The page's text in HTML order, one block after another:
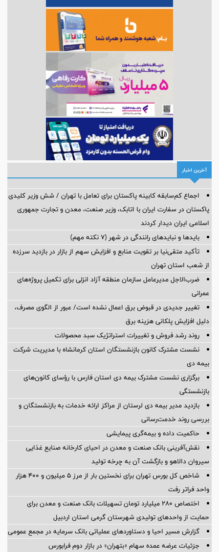
آخرین اخبار
اجماع کم‌سابقه کابینه پاکستان برای تعامل با تهران / شش وزیر کلیدی
پاکستان در سفارت ایران با اتابک، وزیر صنعت، معدن و تجارت جمهوری
اسلامی ایران دیدار کردند
بایدها و نبایدهای رانندگی در شهر (۷ نکته مهم)
تأکید متقی‌نیا بر تقویت منابع و افزایش سهم از بازار در بازدید سرزده
از شعب استان تهران
ضرب‌الاجل مدیرعامل سازمان منطقه آزاد انزلی برای تكمیل پروژه‌های
عمرانی
تغییر جدیدی در قبوض برق اعمال نشده است/ عبور از الگوی مصرف،
دلیل افزایش پلکانی هزینه برق
روند رشد فروش و تغییرات استراتژیک سبد محصولات
نشست مشترک کانون بازنشستگان استان کرمانشاه با مدیریت شرکت
بیمه دی
برگزاری نشست مشترک بیمه دی استان فارس با رؤسای کانون‌های
بازنشستگی
بازدید مدیر بیمه دی لرستان از مراکز ارائه خدمات به بازنشستگان و
بررسی روند خدمت‌رسانی
حاکمیت داده و بیمه‌گری پیمایشی
نقش‌آفرینی بانک صنعت و معدن در احیای کارخانه صنایع غذایی
سیروان دالاهو و بازگشت آن به چرخه تولید
شاخص کل بورس تهران برای نخستین بار از مرز ۵ میلیون و ۴۰۰ هزار
واحد فراتر رفت
اختصاص ۲۸۰ میلیارد تومان تسهیلات بانک صنعت و معدن برای
حمایت از واحدهای تولیدی شهرستان گرمی استان اردبیل
گزارش مسیر احیا و دستاوردهای عملیاتی بانک سرمایه در مجمع عمومی
جزئیات عرضه عمده سهام «بتهران» در بازار دوم فرابورس